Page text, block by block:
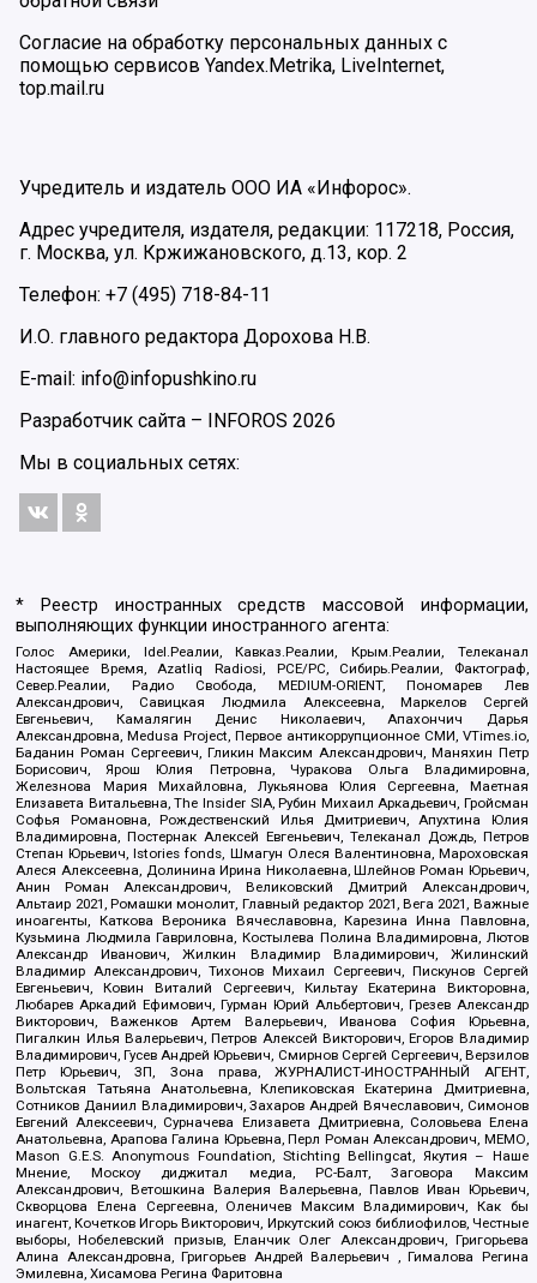
Согласие на обработку персональных данных с
помощью сервисов Yandex.Metrika, LiveInternet,
top.mail.ru
Учредитель и издатель ООО ИА «Инфорос».
Адрес учредителя, издателя, редакции: 117218, Россия,
г. Москва, ул. Кржижановского, д.13, кор. 2
Телефон: +7 (495) 718-84-11
И.О. главного редактора Дорохова Н.В.
E-mail: info@infopushkino.ru
Разработчик сайта – INFOROS 2026
Мы в социальных сетях:
* Реестр иностранных средств массовой информации,
выполняющих функции иностранного агента:
Голос Америки, Idel.Реалии, Кавказ.Реалии, Крым.Реалии, Телеканал
Настоящее Время, Azatliq Radiosi, PCE/PC, Сибирь.Реалии, Фактограф,
Север.Реалии, Радио Свобода, MEDIUM-ORIENT, Пономарев Лев
Александрович, Савицкая Людмила Алексеевна, Маркелов Сергей
Евгеньевич, Камалягин Денис Николаевич, Апахончич Дарья
Александровна, Medusa Project, Первое антикоррупционное СМИ, VTimes.io,
Баданин Роман Сергеевич, Гликин Максим Александрович, Маняхин Петр
Борисович, Ярош Юлия Петровна, Чуракова Ольга Владимировна,
Железнова Мария Михайловна, Лукьянова Юлия Сергеевна, Маетная
Елизавета Витальевна, The Insider SIA, Рубин Михаил Аркадьевич, Гройсман
Софья Романовна, Рождественский Илья Дмитриевич, Апухтина Юлия
Владимировна, Постернак Алексей Евгеньевич, Телеканал Дождь, Петров
Степан Юрьевич, Istories fonds, Шмагун Олеся Валентиновна, Мароховская
Алеся Алексеевна, Долинина Ирина Николаевна, Шлейнов Роман Юрьевич,
Анин Роман Александрович, Великовский Дмитрий Александрович,
Альтаир 2021, Ромашки монолит, Главный редактор 2021, Вега 2021, Важные
иноагенты, Каткова Вероника Вячеславовна, Карезина Инна Павловна,
Кузьмина Людмила Гавриловна, Костылева Полина Владимировна, Лютов
Александр Иванович, Жилкин Владимир Владимирович, Жилинский
Владимир Александрович, Тихонов Михаил Сергеевич, Пискунов Сергей
Евгеньевич, Ковин Виталий Сергеевич, Кильтау Екатерина Викторовна,
Любарев Аркадий Ефимович, Гурман Юрий Альбертович, Грезев Александр
Викторович, Важенков Артем Валерьевич, Иванова София Юрьевна,
Пигалкин Илья Валерьевич, Петров Алексей Викторович, Егоров Владимир
Владимирович, Гусев Андрей Юрьевич, Смирнов Сергей Сергеевич, Верзилов
Петр Юрьевич, ЗП, Зона права, ЖУРНАЛИСТ-ИНОСТРАННЫЙ АГЕНТ,
Вольтская Татьяна Анатольевна, Клепиковская Екатерина Дмитриевна,
Сотников Даниил Владимирович, Захаров Андрей Вячеславович, Симонов
Евгений Алексеевич, Сурначева Елизавета Дмитриевна, Соловьева Елена
Анатольевна, Арапова Галина Юрьевна, Перл Роман Александрович, МЕМО,
Mason G.E.S. Anonymous Foundation, Stichting Bellingcat, Якутия – Наше
Мнение, Москоу диджитал медиа, РС-Балт, Заговора Максим
Александрович, Ветошкина Валерия Валерьевна, Павлов Иван Юрьевич,
Скворцова Елена Сергеевна, Оленичев Максим Владимирович, Как бы
инагент, Кочетков Игорь Викторович, Иркутский союз библиофилов, Честные
выборы, Нобелевский призыв, Еланчик Олег Александрович, Григорьева
Алина Александровна, Григорьев Андрей Валерьевич , Гималова Регина
Эмилевна, Хисамова Регина Фаритовна